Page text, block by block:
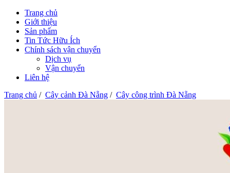
Trang chủ
Giới thiệu
Sản phẩm
Tin Tức Hữu Ích
Chính sách vận chuyển
Dịch vụ
Vận chuyển
Liên hệ
Trang chủ / Cây cảnh Đà Nẵng / Cây công trình Đà Nẵng